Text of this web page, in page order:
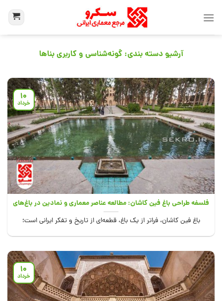
آرشیو دسته بندی:گونه‌شناسی و کاربری بناها
فلسفه طراحی باغ فین کاشان: مطالعه عناصر معماری و نمادین در باغ‌های
باغ فین کاشان، فراتر از یک باغ، قطعه‌ای از تاریخ و تفکر ایرانی است؛
10
خرداد
10
خرداد